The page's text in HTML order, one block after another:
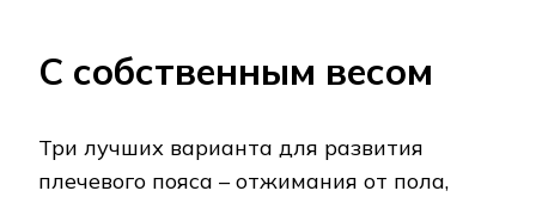
С собственным весом
Три лучших варианта для развития
плечевого пояса – отжимания от пола,